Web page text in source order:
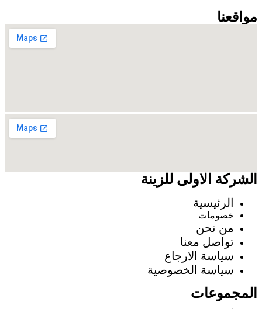
مواقعنا
الشركة الاولى للزينة
الرئيسية
خصومات
من نحن
تواصل معنا
سياسة الارجاع
سياسة الخصوصية
المجموعات